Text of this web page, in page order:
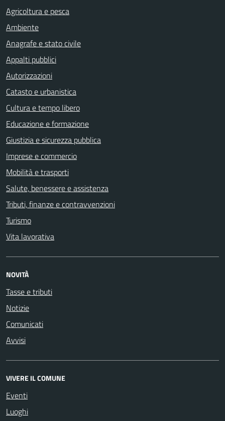
Agricoltura e pesca
Ambiente
Anagrafe e stato civile
Appalti pubblici
Autorizzazioni
Catasto e urbanistica
Cultura e tempo libero
Educazione e formazione
Giustizia e sicurezza pubblica
Imprese e commercio
Mobilità e trasporti
Salute, benessere e assistenza
Tributi, finanze e contravvenzioni
Turismo
Vita lavorativa
NOVITÀ
Tasse e tributi
Notizie
Comunicati
Avvisi
VIVERE IL COMUNE
Eventi
Luoghi